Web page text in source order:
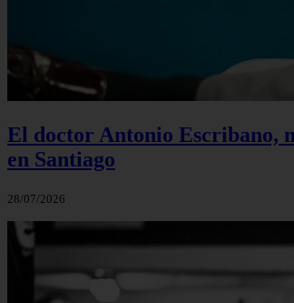
El doctor Antonio Escribano,
en Santiago
28/07/2026